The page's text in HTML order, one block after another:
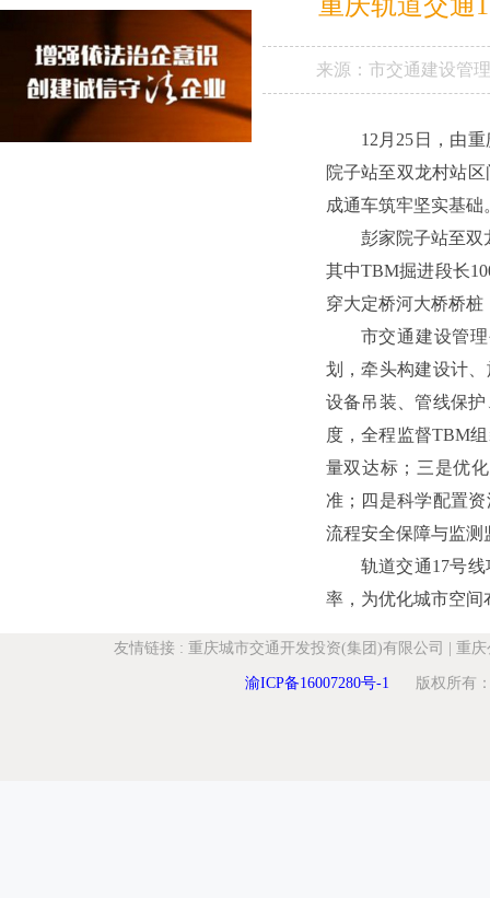
来源： 市交通建设管
12月25日，由
院子站至双龙村站
成通车筑牢坚实基础
彭家院子站至双
其中TBM掘进段长
穿大定桥河大桥桥
市交通建设管
划，牵头构建设计
设备吊装、管线保
度，全程监督TBM
量双达标；三是优
准；四是科学配置
流程安全保障与监测
轨道交通17号
率，为优化城市空间
友情链接 : 重庆城市交通开发投资(集团)有限公司 重庆
渝ICP备16007280号-1 版权所有：